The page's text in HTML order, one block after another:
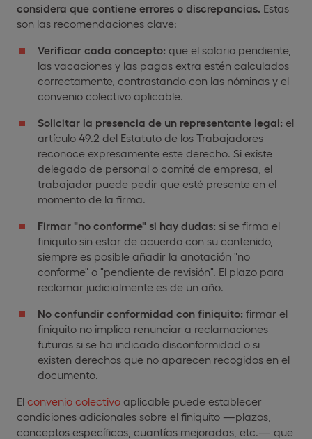
considera que contiene errores o discrepancias. Estas
son las recomendaciones clave:
Verificar cada concepto: que el salario pendiente,
las vacaciones y las pagas extra estén calculados
correctamente, contrastando con las nóminas y el
convenio colectivo aplicable.
Solicitar la presencia de un representante legal: el
artículo 49.2 del Estatuto de los Trabajadores
reconoce expresamente este derecho. Si existe
delegado de personal o comité de empresa, el
trabajador puede pedir que esté presente en el
momento de la firma.
Firmar "no conforme" si hay dudas: si se firma el
finiquito sin estar de acuerdo con su contenido,
siempre es posible añadir la anotación "no
conforme" o "pendiente de revisión". El plazo para
reclamar judicialmente es de un año.
No confundir conformidad con finiquito: firmar el
finiquito no implica renunciar a reclamaciones
futuras si se ha indicado disconformidad o si
existen derechos que no aparecen recogidos en el
documento.
El convenio colectivo aplicable puede establecer
condiciones adicionales sobre el finiquito —plazos,
conceptos específicos, cuantías mejoradas, etc.— que